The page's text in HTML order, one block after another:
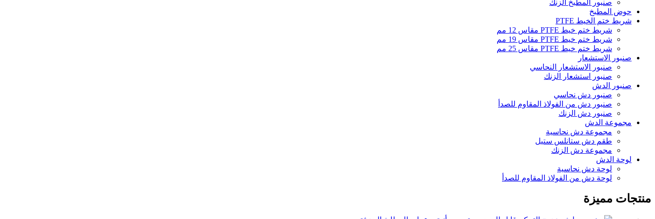
صنبور المطبخ الزنك
حوض المطبخ
شريط ختم الخيط PTFE
شريط ختم خيط PTFE مقاس 12 مم
شريط ختم خيط PTFE مقاس 19 مم
شريط ختم خيط PTFE مقاس 25 مم
صنبور الاستشعار
صنبور الاستشعار النحاسي
صنبور استشعار الزنك
صنبور الدش
صنبور دش نحاسي
صنبور دش من الفولاذ المقاوم للصدأ
صنبور دش الزنك
مجموعة الدش
مجموعة دش نحاسية
طقم دش ستانلس ستيل
مجموعة دش الزنك
لوحة الدش
لوحة دش نحاسية
لوحة دش من الفولاذ المقاوم للصدأ
منتجات مميزة